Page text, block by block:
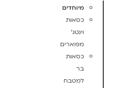
מיוחדים
כסאות
וינטג'
מפוארים
כסאות
בר
למטבח